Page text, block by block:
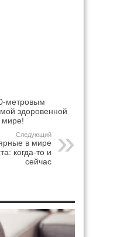
метровым
здоровенной
мире!
Следующий
в мире
когда-то и
сейчас